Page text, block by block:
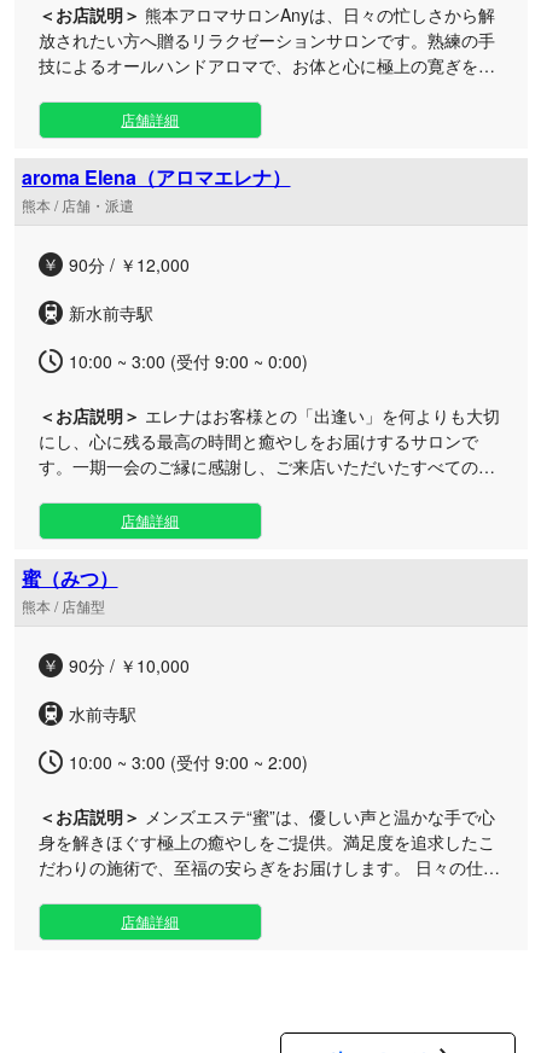
＜お店説明＞ 熊本アロマサロンAnyは、日々の忙しさから解
放されたい方へ贈るリラクゼーションサロンです。熟練の手
技によるオールハンドアロマで、お体と心に極上の寛ぎをお
る完全個室のプライベート空間をご用意しております。周囲
の目を気にせず、静かな空間で自分だけの贅沢なリフレッシ
ュタイムをお過ごしいただけます。お仕事帰りでコリを和ら
げたいビジネスパーソンや、日常を忘れて深呼吸したい大人
の方にもおすすめです。一人ひとりに寄り添い、手の温もり
りと解きほぐします。お仕事終わりや休日のお出かけついで
店舗詳細
aroma Elena（アロマエレナ）
熊本 / 店舗・派遣
90分 / ￥12,000
新水前寺駅
10:00 ~ 3:00 (受付 9:00 ~ 0:00)
＜お店説明＞ エレナはお客様との「出逢い」を何よりも大切
にし、心に残る最高の時間と癒やしをお届けするサロンで
す。一期一会のご縁に感謝し、ご来店いただいたすべての方
でお疲れのビジネスマンの方など、癒やしを求める皆様をス
タッフが快い笑顔と真心を込めたおもてなしでお出迎えいた
します。店内は日常の喧騒から離れ、ゆったりとくつろげる
心安らぐ空間となっております。お客様お一人おひとりに寄
り添い、心身の緊張を優しく解きほぐす丁寧な施術で、深い
かけの合間のちょっとしたリフレッシュタイムなど、ご自身
いませ。心身ともに満たされる、温かな癒やしのひとときを
お約束いたします。
店舗詳細
蜜（みつ）
熊本 / 店舗型
90分 / ￥10,000
水前寺駅
10:00 ~ 3:00 (受付 9:00 ~ 2:00)
＜お店説明＞ メンズエステ“蜜”は、優しい声と温かな手で心
身を解きほぐす極上の癒やしをご提供。満足度を追求したこ
だわりの施術で、至福の安らぎをお届けします。 日々の仕事
では物足りなさを感じる方に向け、質の高いサービスにこだ
わり抜きました。 当店では、セラピストによる優しく穏やか
店舗詳細